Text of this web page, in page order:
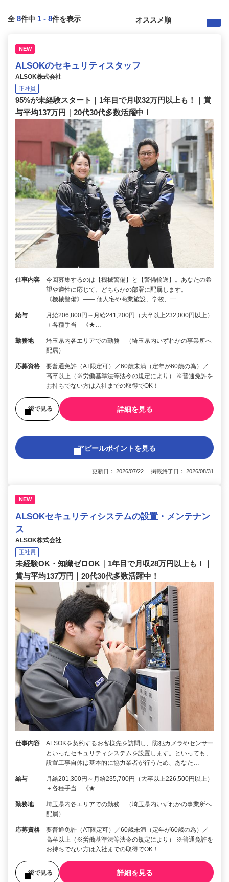
全 8件中 1 - 8件を表示
NEW
ALSOKのセキュリティスタッフ
ALSOK株式会社
正社員
95%が未経験スタート｜1年目で月収32万円以上も！｜賞
与平均137万円｜20代30代多数活躍中！
仕事内容
今回募集するのは【機械警備】と【警備輸送】。あなたの希
望や適性に応じて、どちらかの部署に配属します。 ――
《機械警備》―― 個人宅や商業施設、学校、一…
給与
月給206,800円～月給241,200円（大卒以上232,000円以上）
＋各種手当 《★…
勤務地
埼玉県内各エリアでの勤務 （埼玉県内いずれかの事業所へ
配属）
応募資格
要普通免許（AT限定可）／60歳未満（定年が60歳の為）／
高卒以上（※労働基準法等法令の規定により） ※普通免許を
お持ちでない方は入社までの取得でOK！
後で見る 詳細を見る
アピールポイントを見る
更新日： 2026/07/22 掲載終了日： 2026/08/31
NEW
ALSOKセキュリティシステムの設置・メンテナン
ス
ALSOK株式会社
正社員
未経験OK・知識ゼロOK｜1年目で月収28万円以上も！｜
賞与平均137万円｜20代30代多数活躍中！
仕事内容
ALSOKを契約するお客様先を訪問し、防犯カメラやセンサー
といったセキュリティシステムを設置します。といっても、
設置工事自体は基本的に協力業者が行うため、あなた…
給与
月給201,300円～月給235,700円（大卒以上226,500円以上）
＋各種手当 《★…
勤務地
埼玉県内各エリアでの勤務 （埼玉県内いずれかの事業所へ
配属）
応募資格
要普通免許（AT限定可）／60歳未満（定年が60歳の為）／
高卒以上（※労働基準法等法令の規定により） ※普通免許を
お持ちでない方は入社までの取得でOK！
後で見る 詳細を見る